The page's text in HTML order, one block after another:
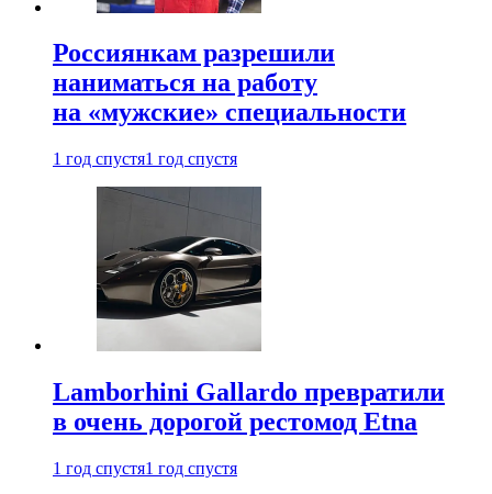
Россиянкам разрешили
наниматься на работу
на «мужские» специальности
1 год спустя1 год спустя
Lamborhini Gallardo превратили
в очень дорогой рестомод Etna
1 год спустя1 год спустя